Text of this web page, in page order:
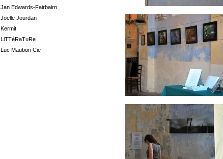
Jan Edwards-Fairbairn
Joëlle Jourdan
Kermit
LiTTéRaTuRe
Luc Maubon Cie